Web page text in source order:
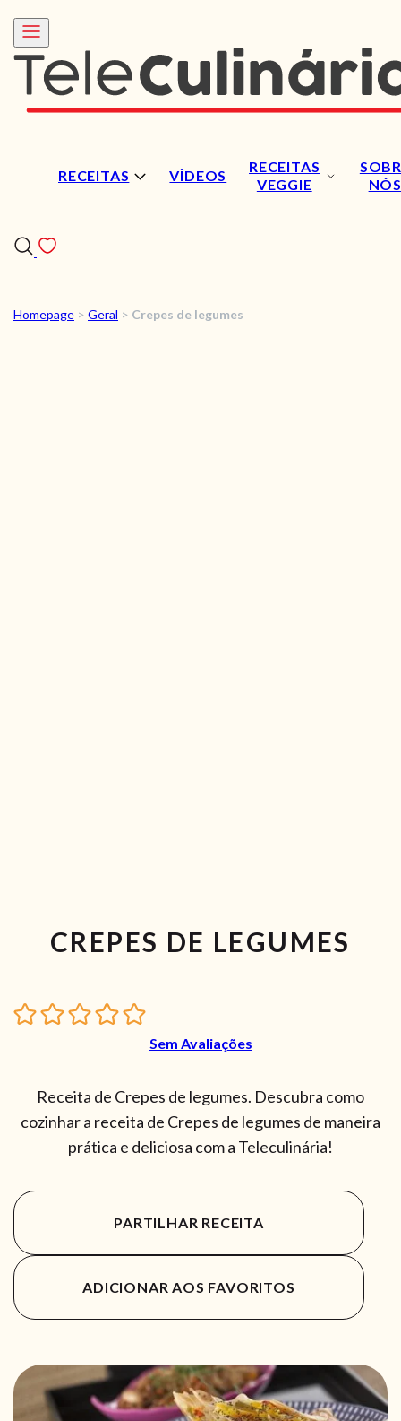
RECEITAS VÍDEOS
RECEITAS
VEGGIE
NÓS
RECEITAS
Homepage > Geral > Crepes de legumes
CREPES DE LEGUMES
Sem Avaliações
Receita de Crepes de legumes. Descubra como
cozinhar a receita de Crepes de legumes de maneira
prática e deliciosa com a Teleculinária!
PARTILHAR RECEITA
ADICIONAR AOS FAVORITOS